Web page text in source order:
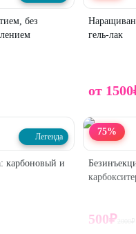
без
гель-лак
от 1500
Легенда
карбоновый и
75%
500₽